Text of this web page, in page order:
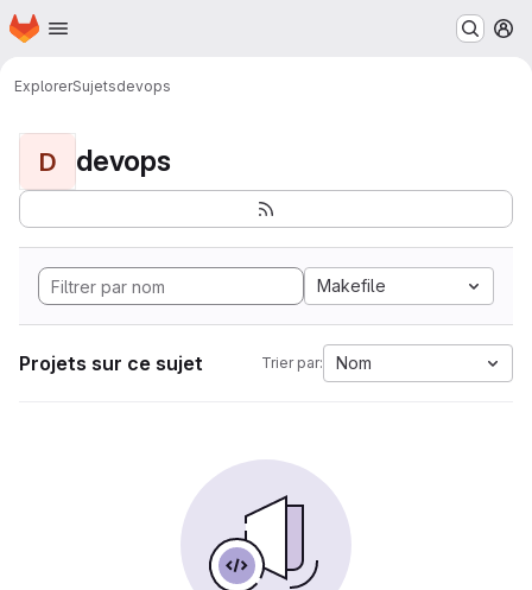
Passer au contenu principal
Page d'accueil
ExplorerSujetsdevops
D devops
Makefile
Projets sur ce sujet Trier par: Nom